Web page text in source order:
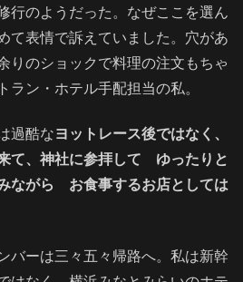
行のようだった。なぜここを選ん
て表情で訴えていました。穴があ
りのショックで料理の注文もちゃ
ラン・ホテル手配担当の私。
過酷なヨットレース後ではなく、
て、神社に参拝して ゆったりと
ながら お食事するお店としては
バーは三々五々帰路へ。私は新幹